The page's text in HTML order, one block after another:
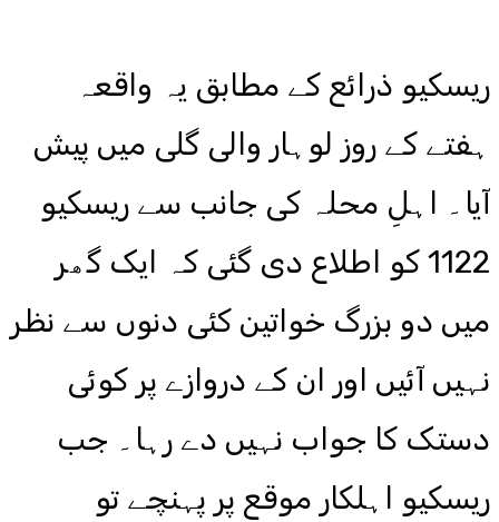
ریسکیو ذرائع کے مطابق یہ واقعہ
ہفتے کے روز لوہار والی گلی میں پیش
آیا۔ اہلِ محلہ کی جانب سے ریسکیو
1122 کو اطلاع دی گئی کہ ایک گھر
میں دو بزرگ خواتین کئی دنوں سے نظر
نہیں آئیں اور ان کے دروازے پر کوئی
دستک کا جواب نہیں دے رہا۔ جب
ریسکیو اہلکار موقع پر پہنچے تو